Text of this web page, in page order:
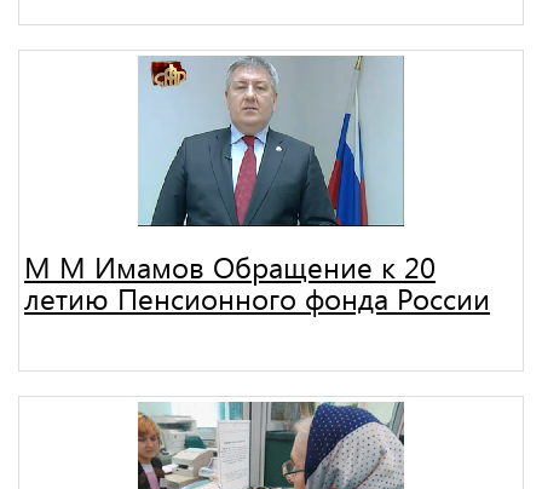
М М Имамов Обращение к 20
летию Пенсионного фонда России